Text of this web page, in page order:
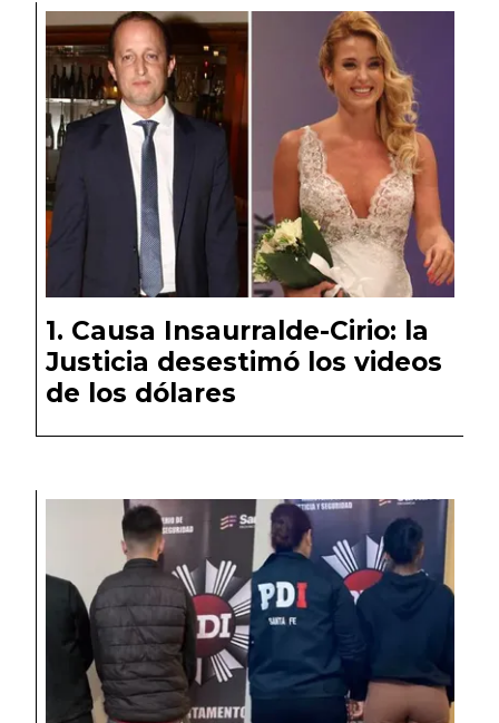
Causa Insaurralde-Cirio: la
Justicia desestimó los videos
de los dólares